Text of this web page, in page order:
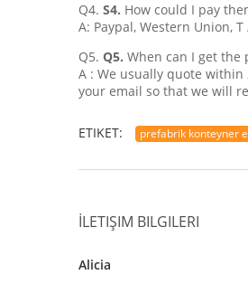
Q4. S4. How could I pay
A: Paypal, Western Union,
Q5. Q5. When can I get the
A : We usually quote
your email so that we will
ETIKET: prefabrik konteyner
İLETIŞIM BILGILERI
Alicia